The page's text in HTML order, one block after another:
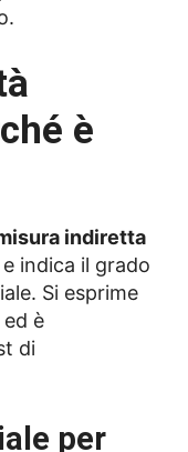
è
indiretta
e indica il grado
Si esprime
è
di
per